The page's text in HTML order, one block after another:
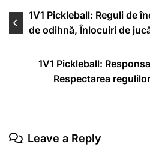
Post
navigation
1V1 Pickleball: Reguli de
de odihnă, Înlocuiri de
1V1 Pickleball:
Respectarea
Leave a Reply